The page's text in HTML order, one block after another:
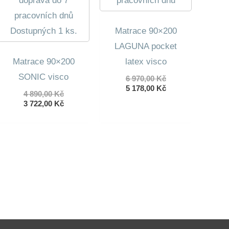
pracovních dnů
Dostupných 1 ks.
Matrace 90×200
SONIC visco
4 890,00KčPůvodní
cena
3 722,00 KčAktuální
Matrace 90×200
LAGUNA pocket
latex visco
6 970,00KčPůvodní
cena
5 178,00 KčAktuální